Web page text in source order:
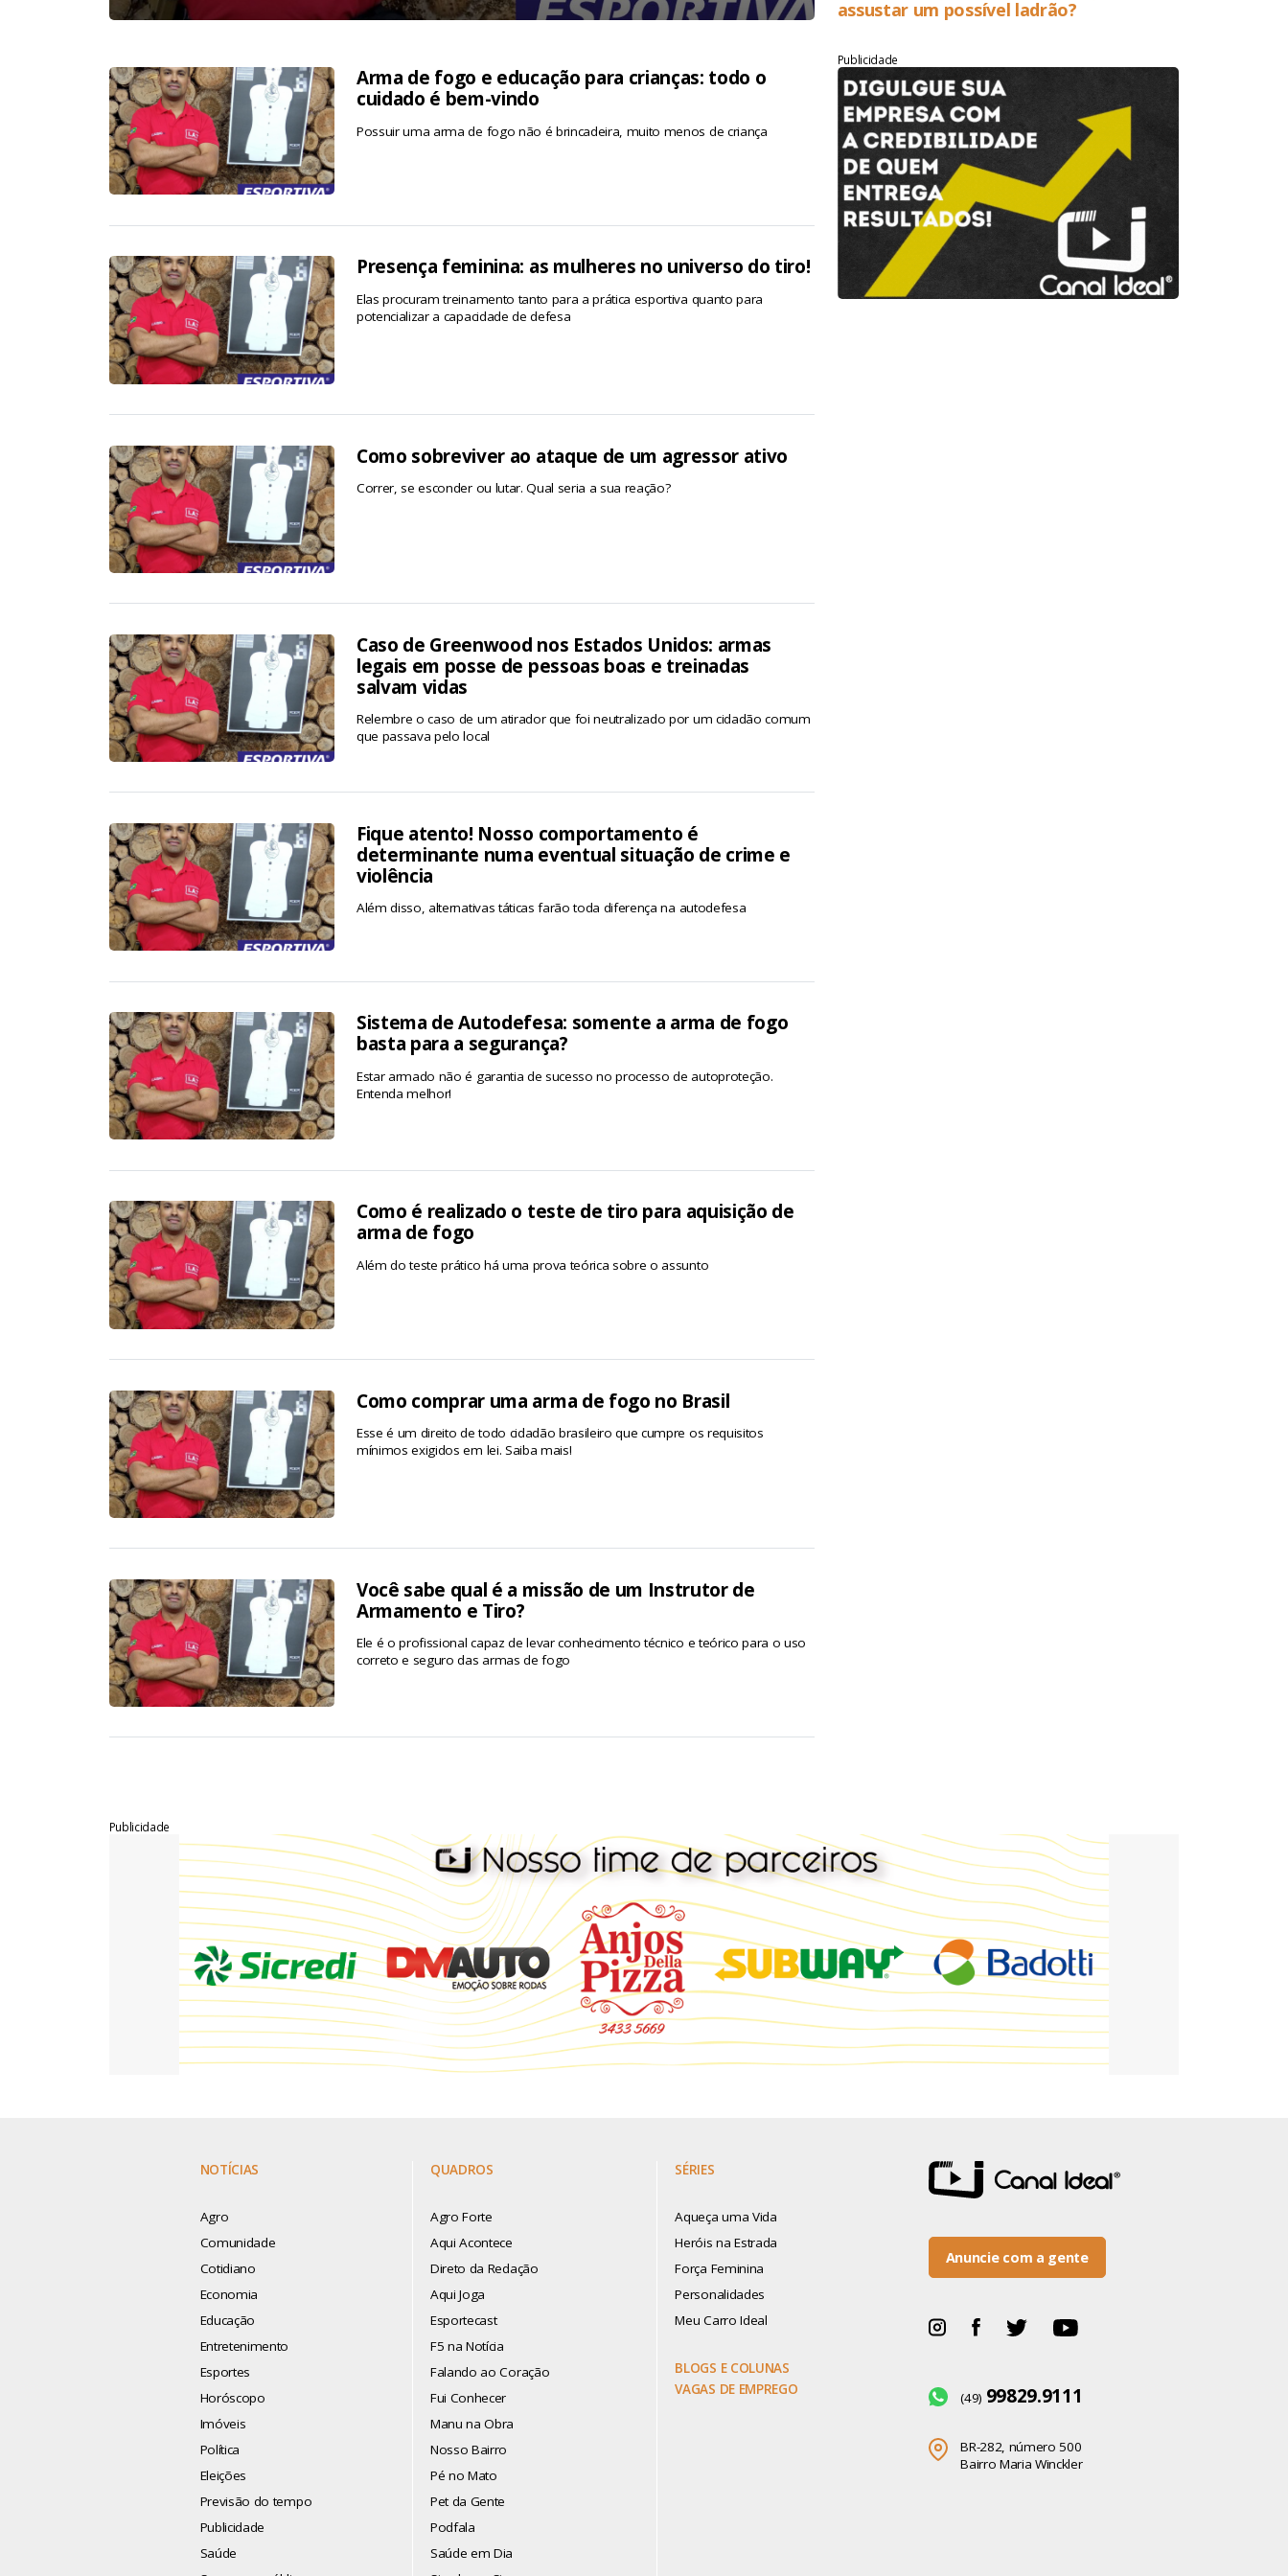
assustar um possível ladrão?
Publicidade
Arma de fogo e educação para crianças: todo o
cuidado é bem-vindo
Possuir uma arma de fogo não é brincadeira, muito menos de criança
Presença feminina: as mulheres no universo do tiro!
Elas procuram treinamento tanto para a prática esportiva quanto para
potencializar a capacidade de defesa
Como sobreviver ao ataque de um agressor ativo
Correr, se esconder ou lutar. Qual seria a sua reação?
Caso de Greenwood nos Estados Unidos: armas
legais em posse de pessoas boas e treinadas
salvam vidas
Relembre o caso de um atirador que foi neutralizado por um cidadão comum
que passava pelo local
Fique atento! Nosso comportamento é
determinante numa eventual situação de crime e
violência
Além disso, alternativas táticas farão toda diferença na autodefesa
Sistema de Autodefesa: somente a arma de fogo
basta para a segurança?
Estar armado não é garantia de sucesso no processo de autoproteção.
Entenda melhor!
Como é realizado o teste de tiro para aquisição de
arma de fogo
Além do teste prático há uma prova teórica sobre o assunto
Como comprar uma arma de fogo no Brasil
Esse é um direito de todo cidadão brasileiro que cumpre os requisitos
mínimos exigidos em lei. Saiba mais!
Você sabe qual é a missão de um Instrutor de
Armamento e Tiro?
Ele é o profissional capaz de levar conhecimento técnico e teórico para o uso
correto e seguro das armas de fogo
Publicidade
NOTÍCIAS
Agro
Comunidade
Cotidiano
Economia
Educação
Entretenimento
Esportes
Horóscopo
Imóveis
Política
Eleições
Previsão do tempo
Publicidade
Saúde
QUADROS
Agro Forte
Aqui Acontece
Direto da Redação
Aqui Joga
Esportecast
F5 na Notícia
Falando ao Coração
Fui Conhecer
Manu na Obra
Nosso Bairro
Pé no Mato
Pet da Gente
Podfala
Saúde em Dia
SÉRIES
Aqueça uma Vida
Heróis na Estrada
Força Feminina
Personalidades
Meu Carro Ideal
BLOGS E COLUNAS
VAGAS DE EMPREGO
Anuncie com a gente
(49) 99829.9111
BR-282, número 500
Bairro Maria Winckler